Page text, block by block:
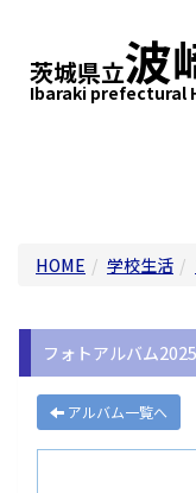
茨城県立波
Ibaraki prefectural
HOME 学校生活
フォトアルバム2025
アルバム一覧へ